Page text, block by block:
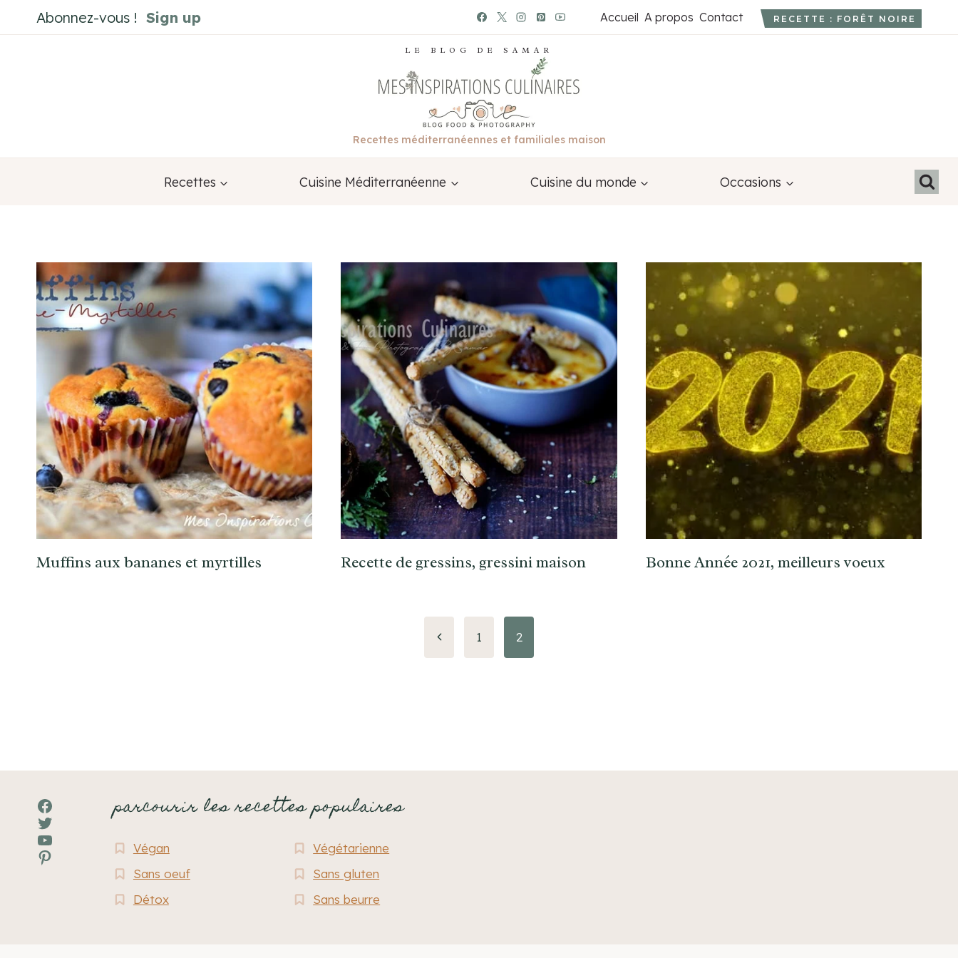
au
Abonnez-vous ! Sign up Accueil A propos Contact RECETTE : FORÊT NOIRE
LE BLOG DE SAMAR
Recettes méditerranéennes et familiales maison
Recettes Cuisine Méditerranéenne Cuisine du monde Occasions
Muffins aux bananes et myrtilles Recette de gressins, gressini maison Bonne Année 2021, meilleurs voeux
Page
1 2
Facebook
Twitter
YouTube
Pinterest
parcourir les recettes populaires
Végan
Végétarienne
Sans oeuf
Sans gluten
Détox
Sans beurre